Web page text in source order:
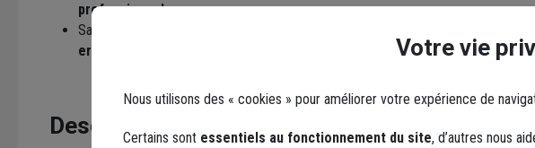
professionnel
Sans manches, mais avec 2 poches et une fermeture zippées, il est
ergonomique
Description
Votre vie
Nous utilisons des « cookies » pour améliorer votre expérience de
Certains sont essentiels au fonctionnement du site, d’autres nous